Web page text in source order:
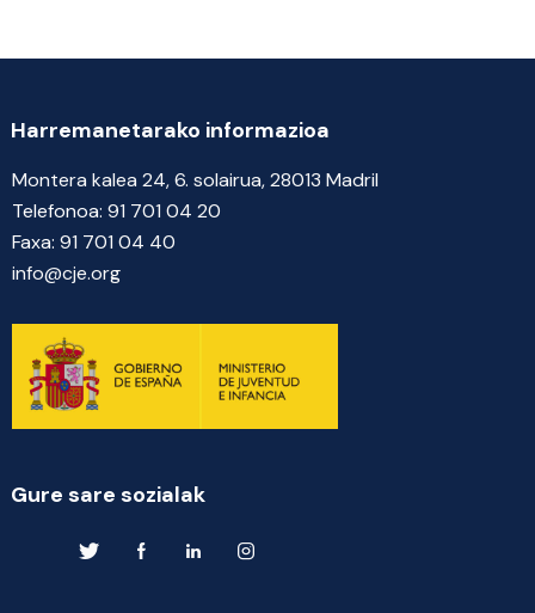
Harremanetarako informazioa
Montera kalea 24, 6. solairua, 28013 Madril
Telefonoa: 91 701 04 20
Faxa: 91 701 04 40
info@cje.org
Gure sare sozialak